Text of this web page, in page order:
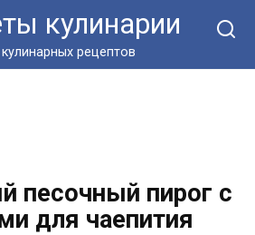
кулинарии
рецептов
песочный пирог с
для чаепития